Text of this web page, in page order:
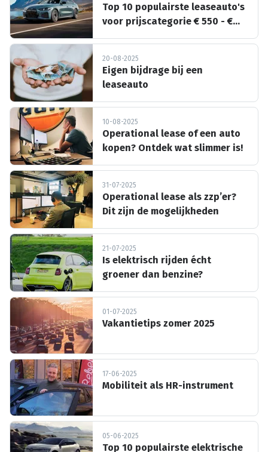
Top 10 populairste leaseauto's
voor prijscategorie € 550 - €
850
20-08-2025
Eigen bijdrage bij een
leaseauto
10-08-2025
Operational lease of een auto
kopen? Ontdek wat slimmer is!
31-07-2025
Operational lease als zzp’er?
Dit zijn de mogelijkheden
21-07-2025
Is elektrisch rijden écht
groener dan benzine?
01-07-2025
Vakantietips zomer 2025
17-06-2025
Mobiliteit als HR-instrument
05-06-2025
Top 10 populairste elektrische